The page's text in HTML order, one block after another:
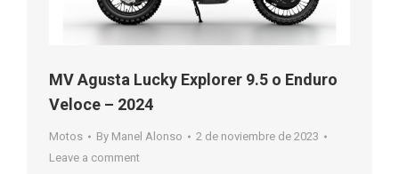
MV Agusta Lucky Explorer 9.5 o Enduro
Veloce – 2024
Motos By Manel Alonso
2 de noviembre de 2023
Leave a comment